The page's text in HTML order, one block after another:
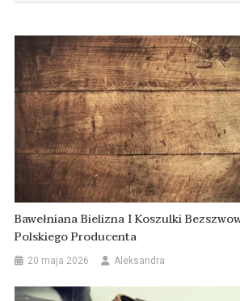
Bawełniana Bielizna I Koszulki
Polskiego Producenta
20 maja 2026 Aleksandra